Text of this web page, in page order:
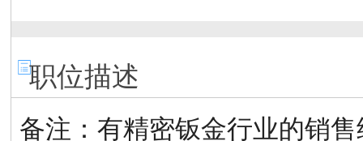
职位描述
备注：有精密钣金行业的销售